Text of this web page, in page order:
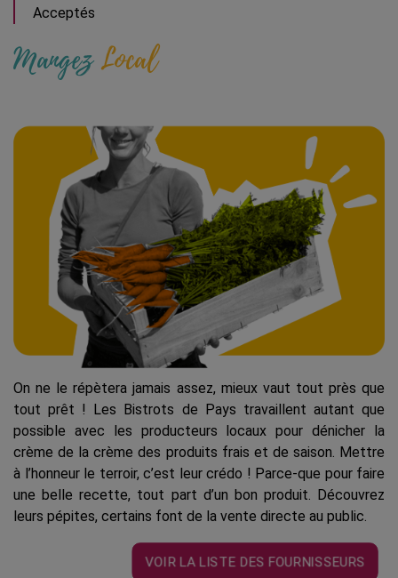
Acceptés
Mangez Local
On ne le répètera jamais assez, mieux vaut tout près que
tout prêt ! Les Bistrots de Pays travaillent autant que
possible avec les producteurs locaux pour dénicher la
crème de la crème des produits frais et de saison. Mettre
à l’honneur le terroir, c’est leur crédo ! Parce-que pour faire
une belle recette, tout part d’un bon produit. Découvrez
leurs pépites, certains font de la vente directe au public.
VOIR LA LISTE DES FOURNISSEURS